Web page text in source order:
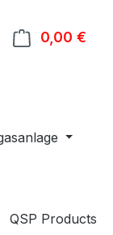
0,00 €
QSP Products